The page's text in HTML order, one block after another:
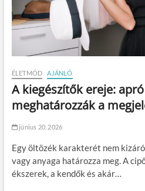
ÉLETMÓD AJÁNLÓ
A kiegészítők ereje:
meghatározzák a
június 20, 2026
Egy öltözék karakterét nem
vagy anyaga határozza meg. A
ékszerek, a kendők és akár…